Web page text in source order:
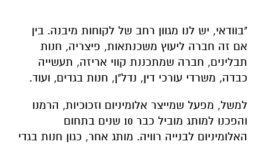
"בוודאי, יש לנו מגוון רחב של לקוחות מיבנה. בין
אם זה חברה ליעוץ משכנתאות, פיצריה, חנות
תבלינים, חברה שמתכננת קווי אריזה, תעשייה
כבדה, משרדי עורכי דין, נדל"ן, חנות בגדים, ועוד.
למשל, מפעל שמייצר אלומיניום וזכוכיות, הרמנו
והפכנו למותג מוביל כבר 10 שנים בתחום
האלומיניום לבנייה רוויה. מותג אחר, כגון חנות בגדי